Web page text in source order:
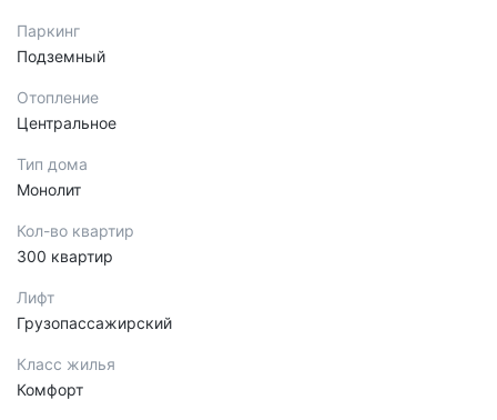
Паркинг
Подземный
Отопление
Центральное
Тип дома
Монолит
Кол-во квартир
300 квартир
Лифт
Грузопассажирский
Класс жилья
Комфорт